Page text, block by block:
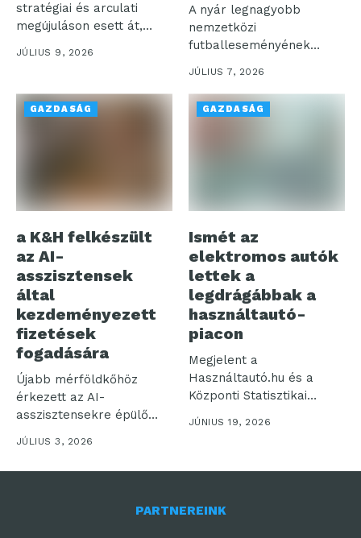
stratégiai és arculati
megújuláson esett át,
egyidejűleg a...
JÚLIUS 9, 2026
A nyár legnagyobb
nemzetközi
futballeseményének
kapcsán a Rakuten Viber
a hivatalos magyar...
JÚLIUS 7, 2026
GAZDASÁG
a K&H felkészült
az AI-
asszisztensek
által
kezdeményezett
fizetések
fogadására
Újabb mérföldkőhöz
érkezett az AI-
asszisztensekre épülő
digitális fizetés: a
Mastercard bevezette
az...
JÚLIUS 3, 2026
GAZDASÁG
Ismét az
elektromos autók
lettek a
legdrágábbak a
használtautó-
piacon
Megjelent a
Használtautó.hu és a
Központi Statisztikai
Hivatal legfrissebb, májusi
közös statisztikája....
JÚNIUS 19, 2026
PARTNEREINK